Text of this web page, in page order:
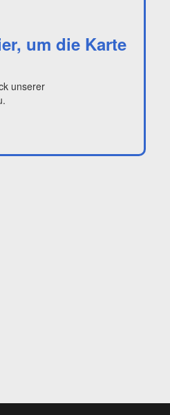
um die Karte
unserer